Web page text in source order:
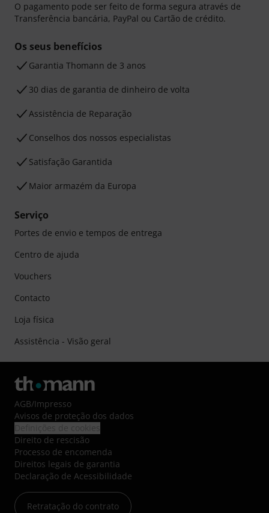
O pagamento pode ser feito de forma segura através de
Transferência bancária, PayPal ou Cartão de crédito.
Os seus benefícios
Garantia Thomann de 3 anos
30 dias de garantia de dinheiro de volta
Assistência de Reparação
Conselhos dos nossos especialistas
Satisfação Garantida
Maior armazém da Europa
Serviço
Portes de envio e tempos de entrega
Centro de ajuda
Vouchers
Contacto
Loja física
Assistência - Visão geral
AGB/Impresso
Avisos de proteção dos dados
Direito de rescisão
Processo de encomenda
Direitos legais de garantia
Declaração de Acessibilidade
Retratação do contrato